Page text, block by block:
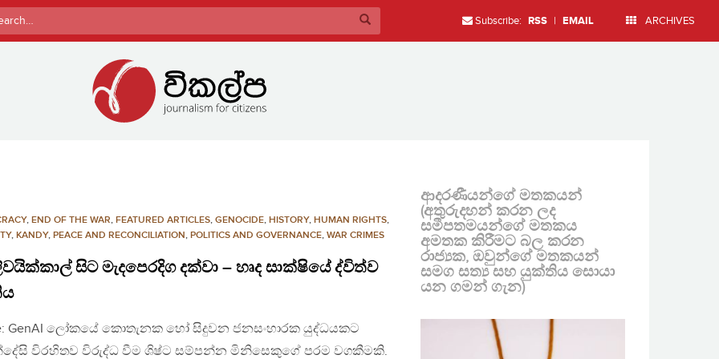
Subscribe: RSS | EMAIL ARCHIVES
, END OF THE WAR, FEATURED ARTICLES, GENOCIDE, HISTORY, HUMAN RIGHTS,
, KANDY, PEACE AND RECONCILIATION, POLITICS AND GOVERNANCE, WAR CRIMES
සිට මැදපෙරදිග දක්වා – හෘද සාක්ෂියේ ද්විත්ව
GenAI ලෝකයේ කොතැනක හෝ සිදුවන ජනසංහාරක යුද්ධයකට
විරහිතව විරුද්ධ වීම ශිෂ්ට සම්පන්න මිනිසෙකුගේ පරම වගකීමකි.
ආදරණීයන්ගේ මතකයන්
(අතුරුදහන් කරන ලද
සමීපතමයන්ගේ මතකය
අමතක කිරීමට බල කරන
රාජ්‍යක, ඔවුන්ගේ මතකයන්
සමග සත්‍ය සහ යුක්තිය සොයා
යන ගමන් ගැන)